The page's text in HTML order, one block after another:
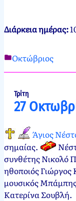
Διάρκεια ημέρας:
Νεκτάριος
26
201226
Οκτωβρίου,
Οκτώβριος
Τρίτη
27
Άγιος
σημαίας.
συνθέτης Νικολό
ηθοποιός Γιώργος
μουσικός
Κατερίνα Σουβλή.